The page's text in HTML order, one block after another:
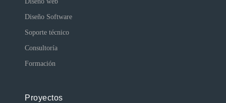
Diseño Software
Soporte técnico
Consultoría
Formación
Proyectos